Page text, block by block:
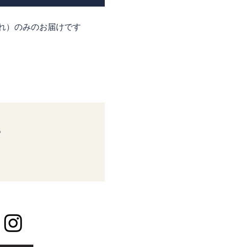
）のみのお届けです
立てております
をもたらしますように☆